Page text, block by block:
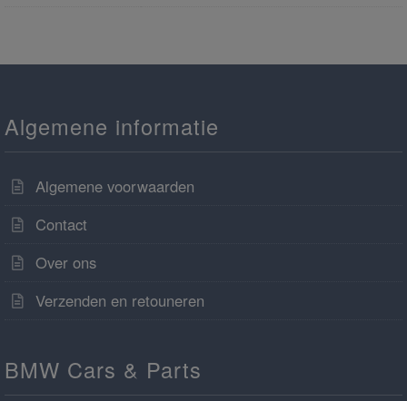
Algemene informatie
Algemene voorwaarden
Contact
Over ons
Verzenden en retouneren
BMW Cars & Parts